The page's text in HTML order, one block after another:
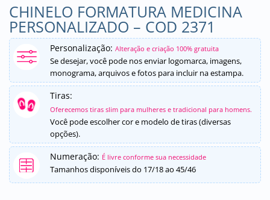
CHINELO FORMATURA MEDICINA
PERSONALIZADO – COD 2371
Personalização: Alteração e criação 100% gratuita
Se desejar, você pode nos enviar logomarca, imagens,
monograma, arquivos e fotos para incluir na estampa.
Tiras:
Oferecemos tiras slim para mulheres e tradicional para homens.
Você pode escolher cor e modelo de tiras (diversas
opções).
Numeração: É livre conforme sua necessidade
Tamanhos disponíveis do 17/18 ao 45/46